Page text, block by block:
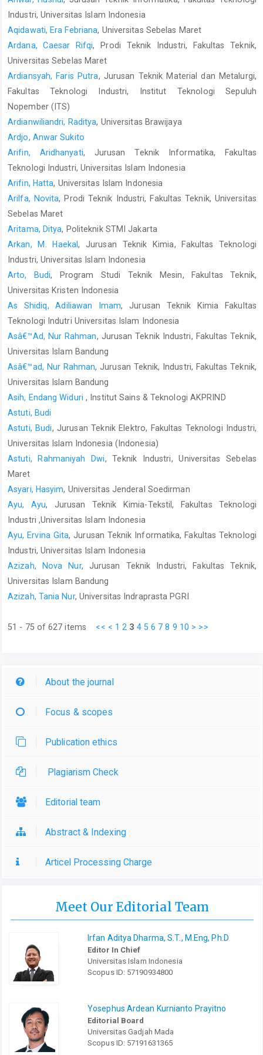
Industri, Universitas Islam Indonesia
Aqidawati, Era Febriana, Universitas Sebelas Maret
Ardana, Caesar Rifqi, Prodi Teknik Industri, Fakultas Teknik,
Universitas Sebelas Maret
Ardiansyah, Faris Putra, Jurusan Teknik Material dan Metalurgi,
Fakultas Teknologi Industri, Institut Teknologi Sepuluh
Nopember (ITS)
Ardianwiliandri, Raditya, Universitas Brawijaya
Ardjo, Anwar Sukito
Arifin, Aridhanyati, Jurusan Teknik Informatika, Fakultas
Teknologi Industri, Universitas Islam Indonesia
Arifin, Hatta, Universitas Islam Indonesia
Arilfa, Novita, Prodi Teknik Industri, Fakultas Teknik, Universitas
Sebelas Maret
Aritama, Ditya, Politeknik STMI Jakarta
Arkan, M. Haekal, Jurusan Teknik Kimia, Fakultas Teknologi
Industri, Universitas Islam Indonesia
Arto, Budi, Program Studi Teknik Mesin, Fakultas Teknik,
Universitas Kristen Indonesia
As Shidiq, Adiliawan Imam, Jurusan Teknik Kimia Fakultas
Teknologi Indutri Universitas Islam Indonesia
Asâ€™Ad, Nur Rahman, Jurusan Teknik Industri, Fakultas Teknik,
Universitas Islam Bandung
Asâ€™ad, Nur Rahman, Jurusan Teknik, Industri, Fakultas Teknik,
Universitas Islam Bandung
Asih, Endang Widuri , Institut Sains & Teknologi AKPRIND
Astuti, Budi
Astuti, Budi, Jurusan Teknik Elektro, Fakultas Teknologi Industri,
Universitas Islam Indonesia (Indonesia)
Astuti, Rahmaniyah Dwi, Teknik Industri, Universitas Sebelas
Maret
Asyari, Hasyim, Universitas Jenderal Soedirman
Ayu, Ayu, Jurusan Teknik Kimia-Tekstil, Fakultas Teknologi
Industri ,Universitas Islam Indonesia
Ayu, Ervina Gita, Jurusan Teknik Informatika, Fakultas Teknologi
Industri, Universitas Islam Indonesia
Azizah, Nova Nur, Jurusan Teknik Industri, Fakultas Teknik,
Universitas Islam Bandung
Azizah, Tania Nur, Universitas Indraprasta PGRI
51 - 75 of 627 items << < 1 2 3 4 5 6 7 8 9 10 > >>
About the journal
Focus & scopes
Publication ethics
Plagiarism Check
Editorial team
Abstract & Indexing
Articel Processing Charge
Meet Our Editorial Team
Irfan Aditya Dharma, S.T., M.Eng, Ph.D
Editor In Chief
Universitas Islam Indonesia
Scopus ID: 57190934800
Yosephus Ardean Kurnianto Prayitno
Editorial Board
Universitas Gadjah Mada
Scopus ID: 57191631365